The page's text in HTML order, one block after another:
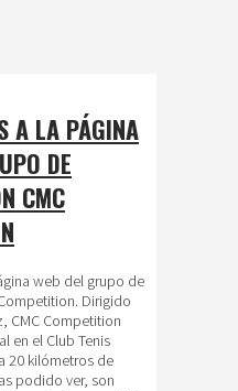
A LA PÁGINA
DE
CMC
web del grupo de
Dirigido
CMC Competition
en el Club Tenis
20 kilómetros de
podido ver, son